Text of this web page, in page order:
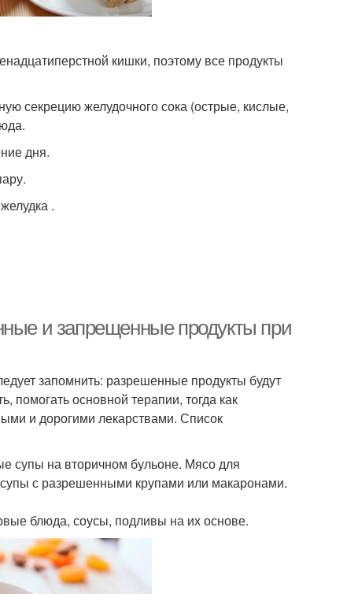
кишки, поэтому все продукты
секрецию желудочного сока (острые, кислые,
дня.
.
и запрещенные продукты при
запомнить: разрешенные продукты будут
помогать основной терапии, тогда как
и дорогими лекарствами. Список
на вторичном бульоне. Мясо для
с разрешенными крупами или макаронами.
блюда, соусы, подливы на их основе.